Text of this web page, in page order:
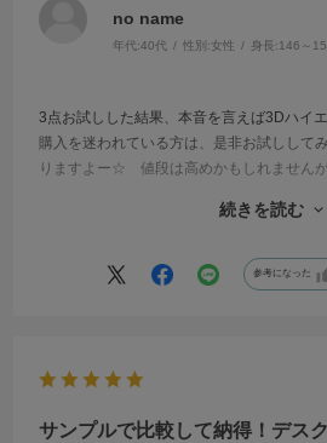
no name
年代:40代 性別:女性 身長:146～
3点お試しした結果、本音を言えば3Dハイ
購入を迷われている方は、是非お試しして
りますよー☆ 値段は高めかもしれません
た。 これならお尻が痛くならないです。
続きを読む
参考になった
サンプルで比較して納得！デス